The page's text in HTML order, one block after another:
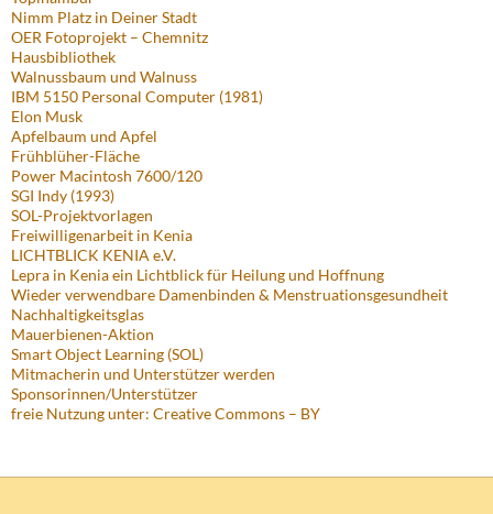
Nimm Platz in Deiner Stadt
OER Fotoprojekt – Chemnitz
Hausbibliothek
Walnussbaum und Walnuss
IBM 5150 Personal Computer (1981)
Elon Musk
Apfelbaum und Apfel
Frühblüher-Fläche
Power Macintosh 7600/120
SGI Indy (1993)
SOL-Projektvorlagen
Freiwilligenarbeit in Kenia
LICHTBLICK KENIA e.V.
Lepra in Kenia ein Lichtblick für Heilung und Hoffnung
Wieder verwendbare Damenbinden & Menstruationsgesundheit
Nachhaltigkeitsglas
Mauerbienen-Aktion
Smart Object Learning (SOL)
Mitmacherin und Unterstützer werden
Sponsorinnen/Unterstützer
freie Nutzung unter: Creative Commons – BY